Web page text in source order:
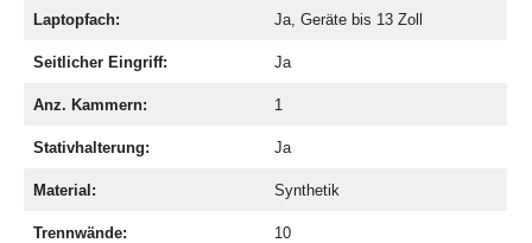
Laptopfach: Ja, Geräte bis 13 Zoll
Seitlicher Eingriff: Ja
Anz. Kammern: 1
Stativhalterung: Ja
Material: Synthetik
Trennwände: 10